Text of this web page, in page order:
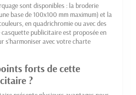
sont disponibles : la broderie
base de 100x100 mm maximum) et la
en quadrichromie ou avec des
casquette publicitaire est proposée en
s'harmoniser avec votre charte
forts de cette
?